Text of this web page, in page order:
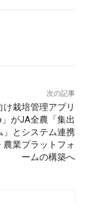
次の記事
け栽培管理アプリ
」がJA全農「集出
」とシステム連携
農業プラットフォ
ームの構築へ